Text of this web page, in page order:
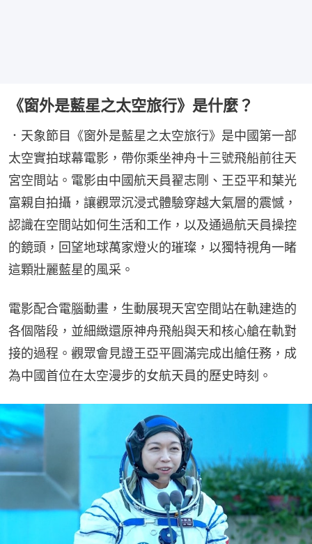
《窗外是藍星之太空旅行》是什麼？
．天象節目《窗外是藍星之太空旅行》是中國第一部
太空實拍球幕電影，帶你乘坐神舟十三號飛船前往天
宮空間站。電影由中國航天員翟志剛、王亞平和葉光
富親自拍攝，讓觀眾沉浸式體驗穿越大氣層的震憾，
認識在空間站如何生活和工作，以及通過航天員操控
的鏡頭，回望地球萬家燈火的璀璨，以獨特視角一睹
這顆壯麗藍星的風采。
電影配合電腦動畫，生動展現天宮空間站在軌建造的
各個階段，並細緻還原神舟飛船與天和核心艙在軌對
接的過程。觀眾會見證王亞平圓滿完成出艙任務，成
為中國首位在太空漫步的女航天員的歷史時刻。